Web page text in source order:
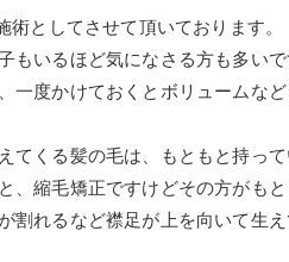
としてさせて頂いております。
いるほど気になさる方も多いで
一度かけておくとボリュームな
てくる髪の毛は、もともと持っ
、縮毛矯正ですけどその方がも
割れるなど襟足が上を向いて生え